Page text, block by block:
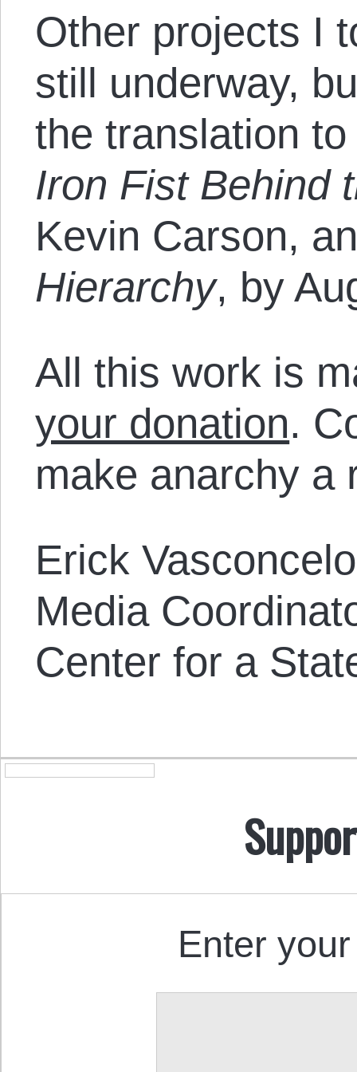
Other projects I
still underway,
the translation
Iron Fist Behind
Kevin Carson,
Hierarchy, by
All this work is
your donation.
make anarchy a
Erick
Media
Center for a
Enter